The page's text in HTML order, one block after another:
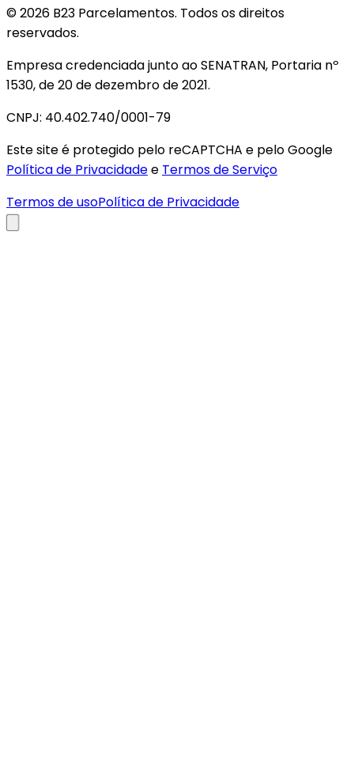
© 2026 B23 Parcelamentos. Todos os direitos
reservados.
Empresa credenciada junto ao SENATRAN, Portaria nº
1530, de 20 de dezembro de 2021.
CNPJ: 40.402.740/0001-79
Este site é protegido pelo reCAPTCHA e pelo Google
Política de Privacidadee Termos de Serviço
Termos de usoPolítica de Privacidade